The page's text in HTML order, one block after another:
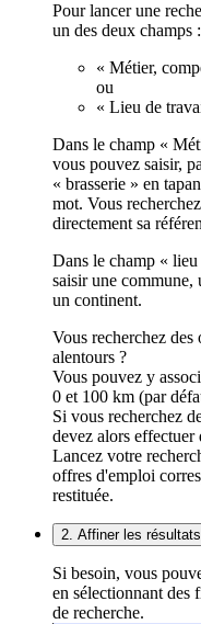
Pour lancer une
un des deux champs :
« Métier,
ou
« Lieu de
Dans le champ «
vous pouvez saisir,
« brasserie » en
mot. Vous
directement sa
Dans le champ «
saisir une commune,
un continent.
Vous recherchez des
alentours ?
Vous pouvez y
0 et 100 km (par
Si vous recherchez
devez alors effectuer
Lancez votre
offres d'emploi
restituée.
2. Affiner les
Si besoin, vous
en sélectionnant des
de recherche.